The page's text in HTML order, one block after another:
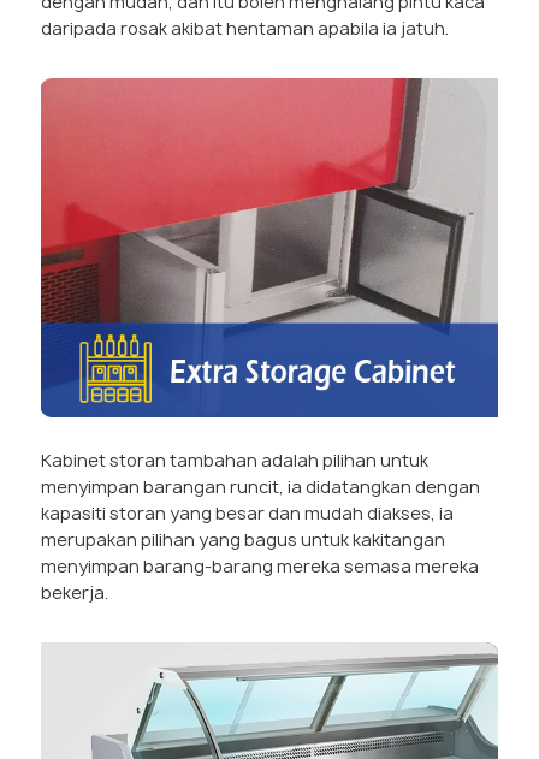
daripada rosak akibat hentaman apabila ia jatuh.
Kabinet storan tambahan adalah pilihan untuk
menyimpan barangan runcit, ia didatangkan dengan
kapasiti storan yang besar dan mudah diakses, ia
merupakan pilihan yang bagus untuk kakitangan
menyimpan barang-barang mereka semasa mereka
bekerja.